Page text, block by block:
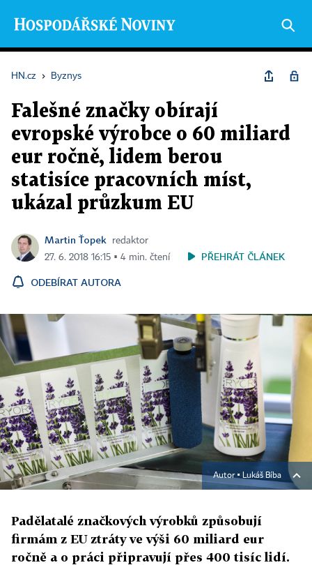
HN.cz › Byznys
Falešné značky obírají
evropské výrobce o 60 miliard
eur ročně, lidem berou
statisíce pracovních míst,
ukázal průzkum EU
Martin Ťopek
redaktor
27. 6. 2018 16:15 ▪ 4 min. čtení
PŘEHRÁT ČLÁNEK
ODEBÍRAT AUTORA
Autor ▪ Lukáš Bíba
Padělatalé značkových výrobků způsobují
firmám z EU ztráty ve výši 60 miliard eur
ročně a o práci připravují přes 400 tisíc lidí.